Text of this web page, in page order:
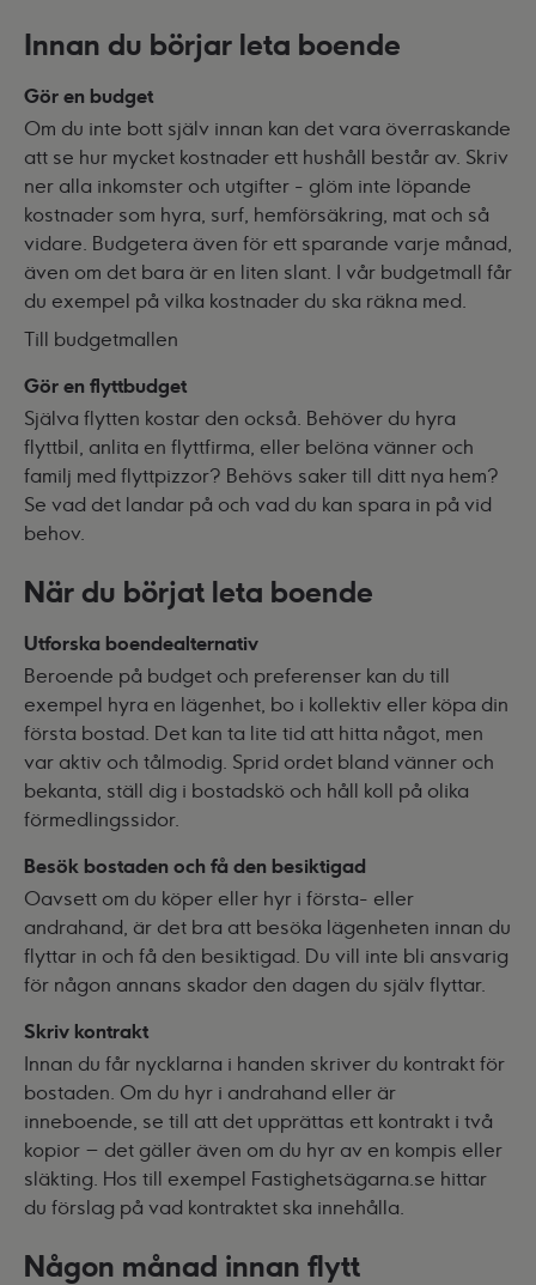
Innan du börjar leta boende
Gör en budget
Om du inte bott själv innan kan det vara överraskande
att se hur mycket kostnader ett hushåll består av. Skriv
ner alla inkomster och utgifter - glöm inte löpande
kostnader som hyra, surf, hemförsäkring, mat och så
vidare. Budgetera även för ett sparande varje månad,
även om det bara är en liten slant. I vår budgetmall får
du exempel på vilka kostnader du ska räkna med.
Till budgetmallen
Gör en flyttbudget
Själva flytten kostar den också. Behöver du hyra
flyttbil, anlita en flyttfirma, eller belöna vänner och
familj med flyttpizzor? Behövs saker till ditt nya hem?
Se vad det landar på och vad du kan spara in på vid
behov.
När du börjat leta boende
Utforska boendealternativ
Beroende på budget och preferenser kan du till
exempel hyra en lägenhet, bo i kollektiv eller köpa din
första bostad. Det kan ta lite tid att hitta något, men
var aktiv och tålmodig. Sprid ordet bland vänner och
bekanta, ställ dig i bostadskö och håll koll på olika
förmedlingssidor.
Besök bostaden och få den besiktigad
Oavsett om du köper eller hyr i första- eller
andrahand, är det bra att besöka lägenheten innan du
flyttar in och få den besiktigad. Du vill inte bli ansvarig
för någon annans skador den dagen du själv flyttar.
Skriv kontrakt
Innan du får nycklarna i handen skriver du kontrakt för
bostaden. Om du hyr i andrahand eller är
inneboende, se till att det upprättas ett kontrakt i två
kopior – det gäller även om du hyr av en kompis eller
släkting. Hos till exempel Fastighetsägarna.se hittar
du förslag på vad kontraktet ska innehålla.
Någon månad innan flytt